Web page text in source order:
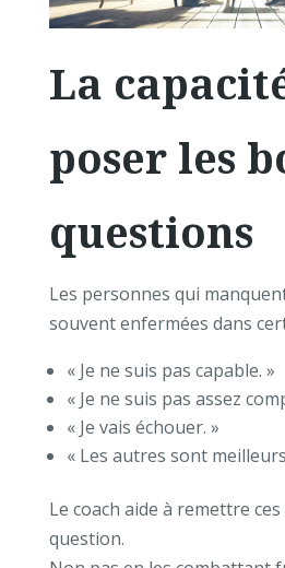
La
poser les
questions
Les personnes qui
souvent enfermées dans
« Je ne suis pas capable. »
« Je ne suis pas assez
« Je vais échouer. »
« Les autres sont
Le coach aide à remettre
question.